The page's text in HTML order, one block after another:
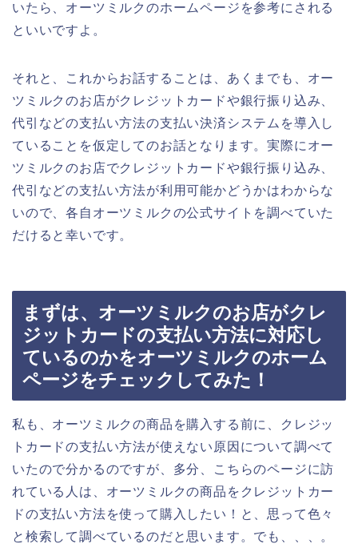
いたら、オーツミルクのホームページを参考にされる
といいですよ。
それと、これからお話することは、あくまでも、オー
ツミルクのお店がクレジットカードや銀行振り込み、
代引などの支払い方法の支払い決済システムを導入し
ていることを仮定してのお話となります。実際にオー
ツミルクのお店でクレジットカードや銀行振り込み、
代引などの支払い方法が利用可能かどうかはわからな
いので、各自オーツミルクの公式サイトを調べていた
だけると幸いです。
まずは、オーツミルクのお店がクレ
ジットカードの支払い方法に対応し
ているのかをオーツミルクのホーム
ページをチェックしてみた！
私も、オーツミルクの商品を購入する前に、クレジッ
トカードの支払い方法が使えない原因について調べて
いたので分かるのですが、多分、こちらのページに訪
れている人は、オーツミルクの商品をクレジットカー
ドの支払い方法を使って購入したい！と、思って色々
と検索して調べているのだと思います。でも、、、。